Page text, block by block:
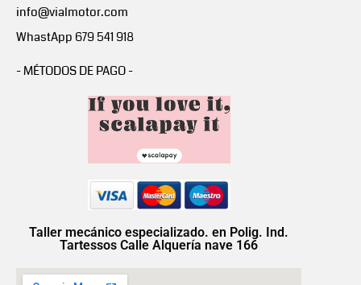
info@vialmotor.com
WhastApp 679 541 918
- MÉTODOS DE PAGO -
Taller mecánico especializado. en Polig. Ind.
Tartessos Calle Alquería nave 166